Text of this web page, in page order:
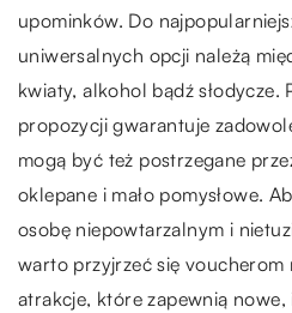
upominków. Do
uniwersalnych opcji należą
kwiaty, alkohol bądź słodycze.
propozycji gwarantuje
mogą być też postrzegane
oklepane i mało pomysłowe.
osobę niepowtarzalnym i
warto przyjrzeć się voucherom
atrakcje, które zapewnią